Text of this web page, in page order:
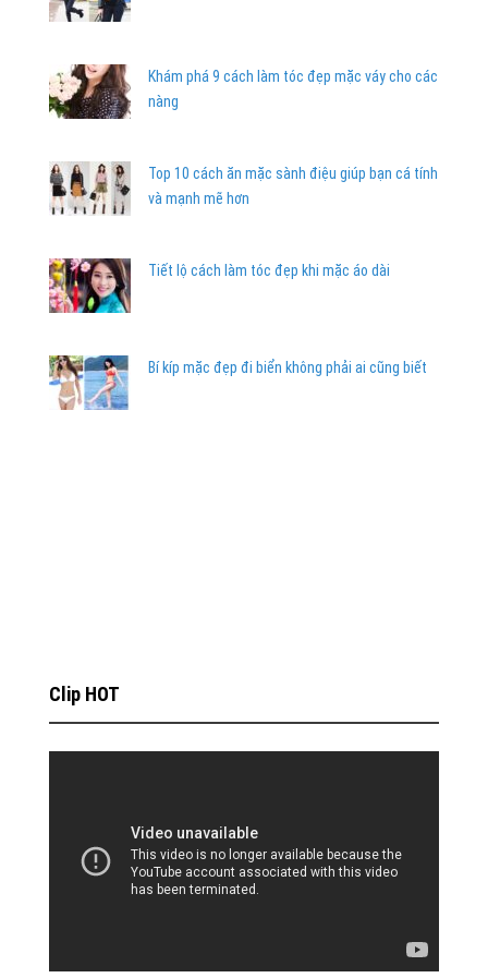
Khám phá 9 cách làm tóc đẹp mặc váy cho các
nàng
Top 10 cách ăn mặc sành điệu giúp bạn cá tính
và mạnh mẽ hơn
Tiết lộ cách làm tóc đẹp khi mặc áo dài
Bí kíp mặc đẹp đi biển không phải ai cũng biết
Clip HOT